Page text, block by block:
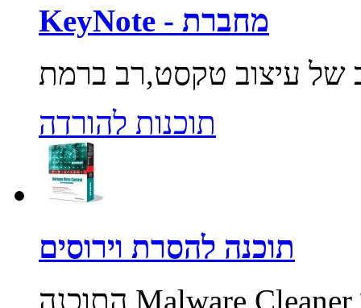
KeyNote - מחברת
תוכנות להורדה
תוכנה להסרת וירוסים
התוכנה Malware Cleaner מאפשרת סריקת המחשב לאיתור